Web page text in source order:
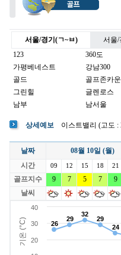
서울/경기(ㄱ~ㅂ)
서울/
123
360도
가평베네스트
강남300
골드
골프존카
그린힐
글렌로스
남부
남서울
뉴코리아
더반
더크로스비
더헤븐
라싸
락가든
로제비앙
루트52
마에스트로
마이다스
베뉴지
베르힐영종
블랙스톤GC이천
빅토리아
상세예보 이스트밸리 (고도 :
날짜
08월 10일 (월)
시간
09 12 15 18 21
골프지수 9 7 5 7
9
날씨